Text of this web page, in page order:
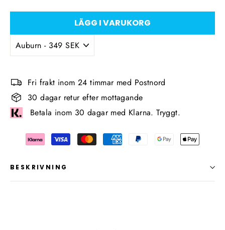
LÄGG I VARUKORG
Fri frakt inom 24 timmar med Postnord
30 dagar retur efter mottagande
Betala inom 30 dagar med Klarna. Tryggt.
BESKRIVNING